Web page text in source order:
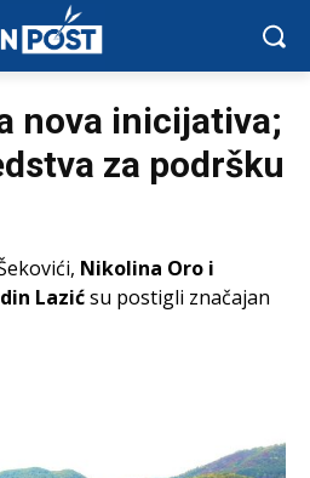
nova inicijativa;
za podršku
Nikolina Oro i
Lazićsu postigli značajan